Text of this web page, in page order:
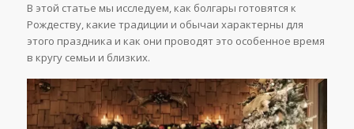
В этой статье мы исследуем, как болгары готовятся к
Рождеству, какие традиции и обычаи характерны для
этого праздника и как они проводят это особенное время
в кругу семьи и близких.